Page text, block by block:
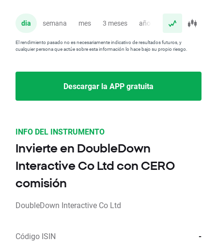
dia semana mes 3 meses año
El rendimiento pasado no es necesariamente indicativo de resultados futuros, y
cualquier persona que actúe sobre esta información lo hace bajo su propio riesgo.
Descargar la APP gratuita
INFO DEL INSTRUMENTO
Invierte en DoubleDown
Interactive Co Ltd con CERO
comisión
DoubleDown Interactive Co Ltd
Código ISIN -